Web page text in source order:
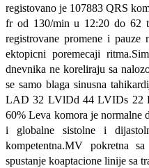
registovano je 107883 QRS
fr od 130/min u 12:20 do 62
registrovane promene i pauze
ektopicni poremecaji
dnevnika ne koreliraju sa
se samo blaga sinusna
LAD 32 LVlDd 44 LVIDs 22
60% Leva komora je normalne
i globalne sistolne i
kompetentna.MV pokretna
spustanje koaptacione linije sa